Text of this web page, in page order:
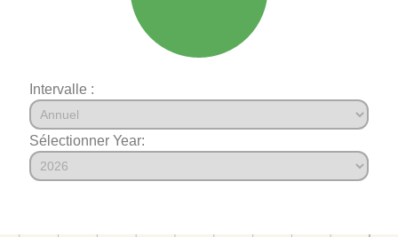
Intervalle :
Sélectionner Year: